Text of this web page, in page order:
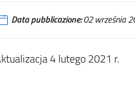
Data pubblicazione:02 września
4 lutego 2021 r.